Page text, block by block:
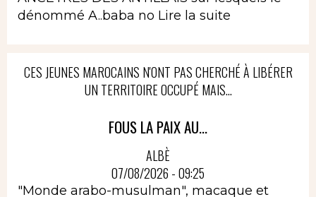
dénommé A..baba no Lire la suite
CES JEUNES MAROCAINS N'ONT PAS CHERCHÉ À LIBÉRER
UN TERRITOIRE OCCUPÉ MAIS...
FOUS LA PAIX AU...
ALBÈ
07/08/2026 - 09:25
"Monde arabo-musulman", macaque et